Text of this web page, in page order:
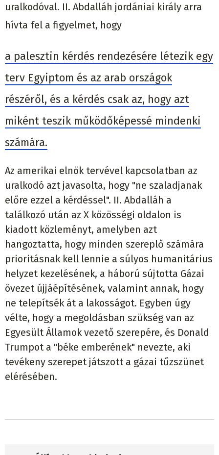
uralkodóval. II. Abdalláh jordániai király arra
hívta fel a figyelmet, hogy
a palesztin kérdés rendezésére létezik egy
terv Egyiptom és az arab országok
részéről, és a kérdés csak az, hogy azt
miként teszik működőképessé mindenki
számára.
Az amerikai elnök tervével kapcsolatban az
uralkodó azt javasolta, hogy "ne szaladjanak
előre ezzel a kérdéssel". II. Abdalláh a
találkozó után az X közösségi oldalon is
kiadott közleményt, amelyben azt
hangoztatta, hogy minden szereplő számára
prioritásnak kell lennie a súlyos humanitárius
helyzet kezelésének, a háború sújtotta Gázai
övezet újjáépítésének, valamint annak, hogy
ne telepítsék át a lakosságot. Egyben úgy
vélte, hogy a megoldásban szükség van az
Egyesült Államok vezető szerepére, és Donald
Trumpot a "béke emberének" nevezte, aki
tevékeny szerepet játszott a gázai tűzszünet
elérésében.